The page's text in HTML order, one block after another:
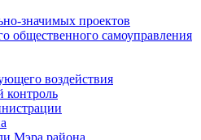
значимых проектов
общественного самоуправления
воздействия
Мэра района